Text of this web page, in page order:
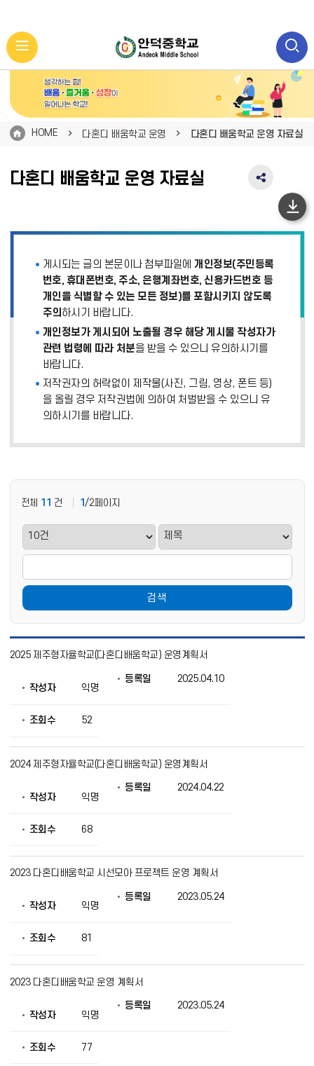
HOME 다혼디 배움학교 운영 다혼디 배움학교 운영 자료실
다혼디 배움학교 운영 자료실
SNS
역
치
기
게시되는 글의 본문이나 첨부파일에 개인정보(주민등록
번호, 휴대폰번호, 주소, 은행계좌번호, 신용카드번호 등
개인을 식별할 수 있는 모든 정보)를 포함시키지 않도록
주의 하시기 바랍니다.
개인정보가 게시되어 노출될 경우 해당 게시물 작성자가
관련 법령에 따라 처분을 받을 수 있으니 유의하시기를
바랍니다.
저작권자의 허락없이 제작물(사진, 그림, 영상, 폰트 등)
을 올릴 경우 저작권법에 의하여 처벌받을 수 있으니 유
의하시기를 바랍니다.
전체 11 건 1 /2페이지
검색
혼
영
자
료
호,
제
회
2025 제주형자율학교(다혼디배움학교) 운영계획서
작성자 익명
등록일 2025.04.10
조회수 52
2024 제주형자율학교(다혼디배움학교) 운영계획서
작성자 익명
등록일 2024.04.22
조회수 68
2023 다혼디배움학교 시선모아 프로젝트 운영 계획서
작성자 익명
등록일 2023.05.24
조회수 81
2023 다혼디배움학교 운영 계획서
작성자 익명
등록일 2023.05.24
조회수 77
하
단